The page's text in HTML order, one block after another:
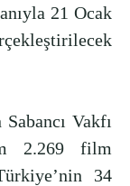
21 Ocak
Vakfı
2.269 film
34